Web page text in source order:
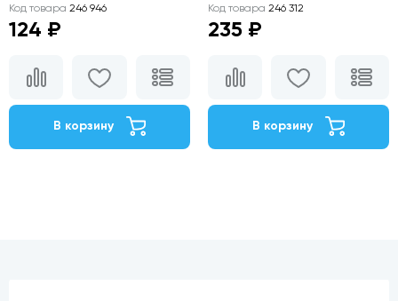
Код товара 246 946
124 ₽
В корзину
Код товара 246 312
235 ₽
В корзину